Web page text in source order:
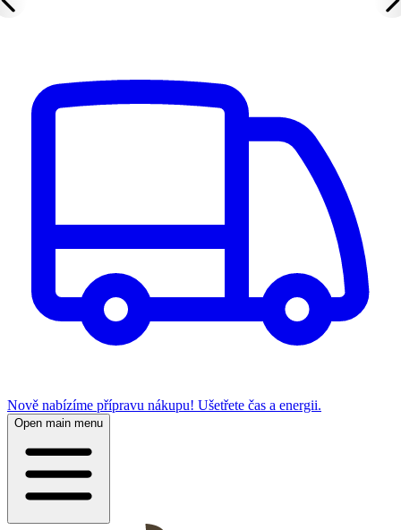
Nově nabízíme přípravu nákupu! Ušetřete čas a energii.
Open main menu